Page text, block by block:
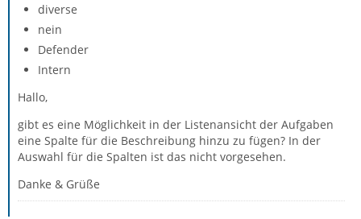
diverse
nein
Defender
Intern
Hallo,
gibt es eine Möglichkeit in der Listenansicht der Aufgaben
eine Spalte für die Beschreibung hinzu zu fügen? In der
Auswahl für die Spalten ist das nicht vorgesehen.
Danke & Grüße